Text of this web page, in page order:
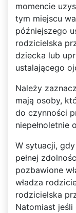
momencie
tym miejscu
późniejszego
rodzicielska
dziecka lub
ustalającego
Należy
mają osoby,
do czynności
niepełnoletnie
W sytuacji,
pełnej
pozbawione
władza
rodzicielska
Natomiast